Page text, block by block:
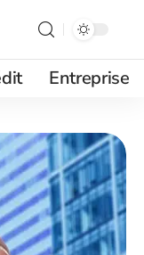
Entreprise